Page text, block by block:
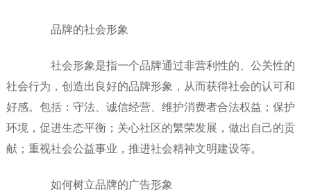
品牌的社会形象
社会形象是指一个品牌通过非营利性的、公关性的
社会行为，创造出良好的品牌形象，从而获得社会的认可和
好感。包括：守法、诚信经营、维护消费者合法权益；保护
环境，促进生态平衡；关心社区的繁荣发展，做出自己的贡
献；重视社会公益事业，推进社会精神文明建设等。
如何树立品牌的广告形象